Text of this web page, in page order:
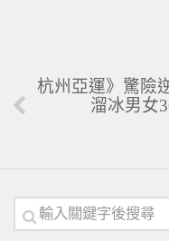
杭州亞運》驚險
溜冰男女